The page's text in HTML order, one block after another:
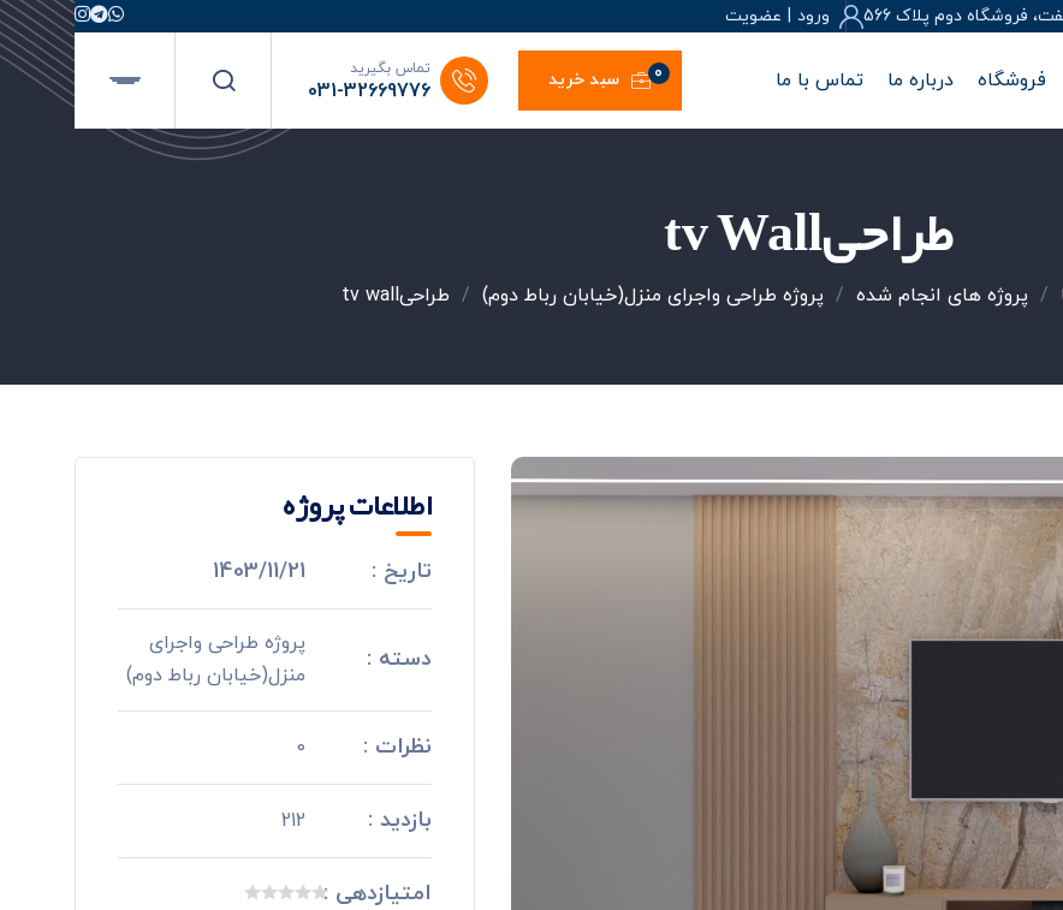
دوم پلاک 566 ورود | عضويت
فروشگاه درباره ما تماس با ما سبد خرید 0 تماس بگیرید
031-32669776
طراحیtv Wall
/ پروژه های انجام شده / پروژه طراحی واجرای منزل(خیابان رباط دوم) / طراحیtv wall
اطلاعات پروژه
تاریخ : 1403/11/21
دسته :
پروژه طراحی واجرای
منزل(خیابان رباط دوم)
نظرات : 0
بازدید : 212
امتیازدهی :